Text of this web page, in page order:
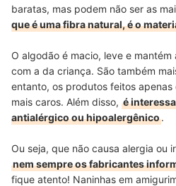
baratas, mas podem não ser as
que é uma fibra natural, é o
O algodão é macio, leve e
com a da criança. São também
entanto, os produtos feitos
mais caros. Além disso, é
antialérgico ou hipoalergênico.
Ou seja, que não causa alergia ou
nem sempre os fabricantes
fique atento! Naninhas em